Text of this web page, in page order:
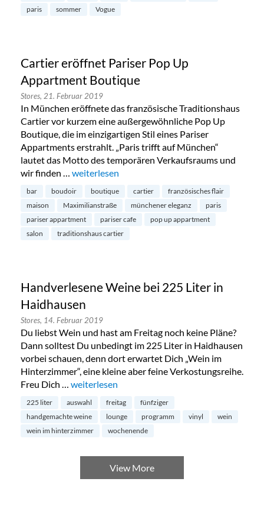
paris
sommer Vogue
Cartier eröffnet Pariser Pop Up
Appartment Boutique
Stores, 21. Februar 2019
In München eröffnete das französische Traditionshaus
Cartier vor kurzem eine außergewöhnliche Pop Up
Boutique, die im einzigartigen Stil eines Pariser
Appartments erstrahlt. „Paris trifft auf München“
lautet das Motto des temporären Verkaufsraums und
wir finden … „Cartier eröffnet Pariser Pop Up Appartment
weiterlesen
bar boudoir boutique cartier
französisches flair
maison
Maximilianstraße münchener eleganz
paris
pariser appartment
pariser cafe
pop up appartment
salon
traditionshaus cartier
Handverlesene Weine bei 225 Liter in
Haidhausen
Stores, 14. Februar 2019
Du liebst Wein und hast am Freitag noch keine Pläne?
Dann solltest Du unbedingt im 225 Liter in Haidhausen
vorbei schauen, denn dort erwartet Dich „Wein im
Hinterzimmer“, eine kleine aber feine Verkostungsreihe.
Freu Dich … „Handverlesene Weine bei 225 Liter in
weiterlesen
225 liter auswahl freitag
fünfziger
handgemachte weine
lounge programm vinyl
wein
wein im hinterzimmer
wochenende
View More